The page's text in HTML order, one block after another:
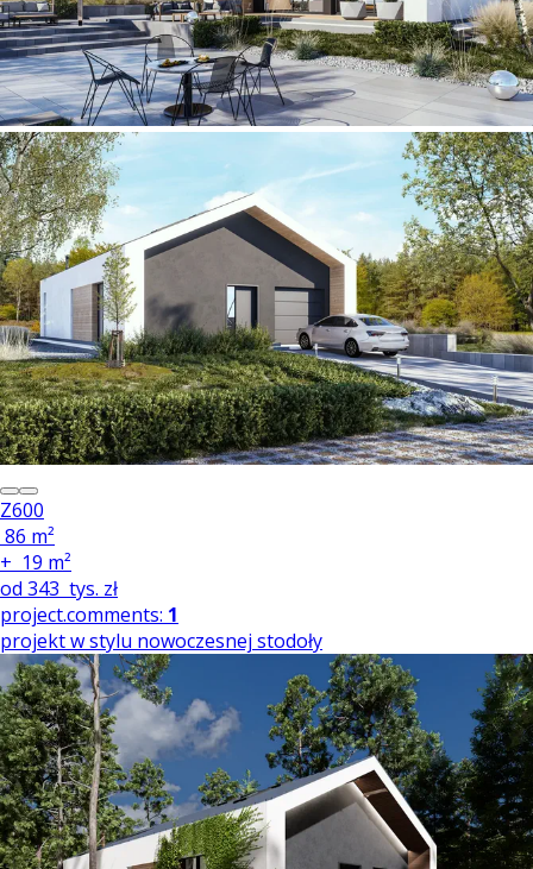
Z600
86 m²
+ 19 m²
od 343 tys. zł
project.comments: 1
projekt w stylu nowoczesnej stodoły